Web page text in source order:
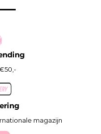
magazijn